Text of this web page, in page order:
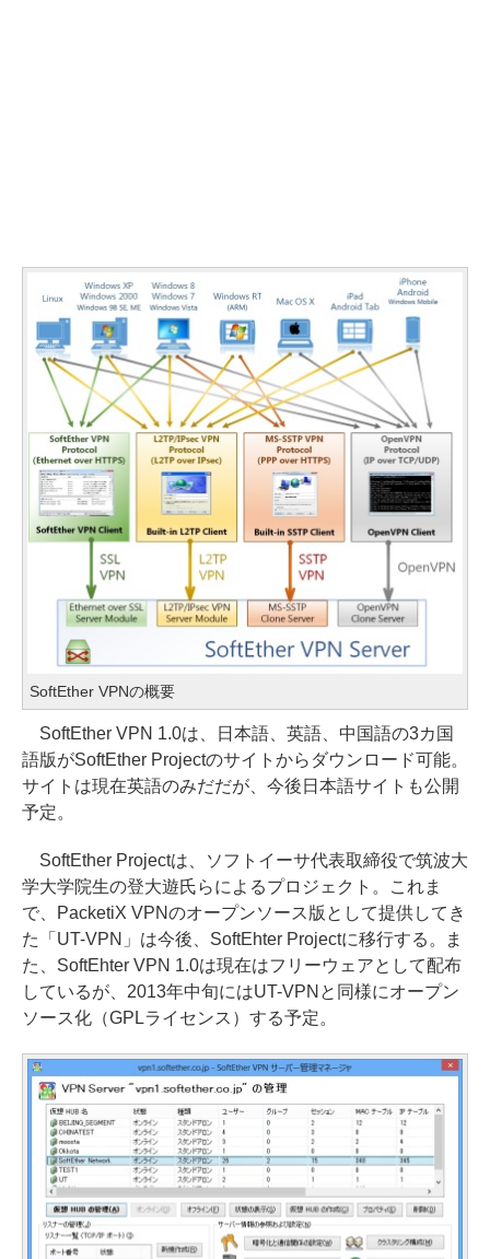
SoftEther VPNの概要
SoftEther VPN 1.0は、日本語、英語、中国語の3カ国
語版がSoftEther Projectのサイトからダウンロード可能。
サイトは現在英語のみだだが、今後日本語サイトも公開
予定。
SoftEther Projectは、ソフトイーサ代表取締役で筑波大
学大学院生の登大遊氏らによるプロジェクト。これま
で、PacketiX VPNのオープンソース版として提供してき
た「UT-VPN」は今後、SoftEhter Projectに移行する。ま
た、SoftEhter VPN 1.0は現在はフリーウェアとして配布
しているが、2013年中旬にはUT-VPNと同様にオープン
ソース化（GPLライセンス）する予定。